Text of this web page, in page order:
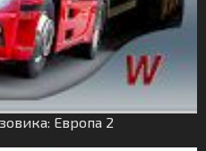
Европа 2